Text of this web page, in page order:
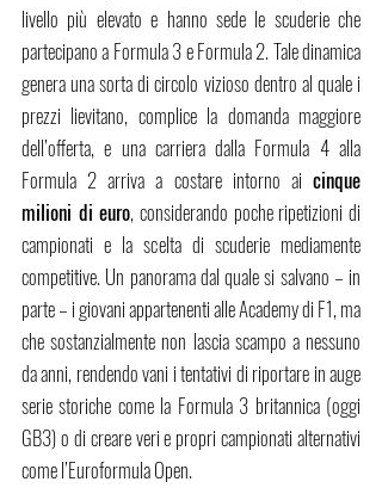
livello più elevato e hanno sede le scuderie che
partecipano a Formula 3 e Formula 2. Tale dinamica
genera una sorta di circolo vizioso dentro al quale i
prezzi lievitano, complice la domanda maggiore
dell’offerta, e una carriera dalla Formula 4 alla
Formula 2 arriva a costare intorno ai cinque
milioni di euro, considerando poche ripetizioni di
campionati e la scelta di scuderie mediamente
competitive. Un panorama dal quale si salvano – in
parte – i giovani appartenenti alle Academy di F1, ma
che sostanzialmente non lascia scampo a nessuno
da anni, rendendo vani i tentativi di riportare in auge
serie storiche come la Formula 3 britannica (oggi
GB3) o di creare veri e propri campionati alternativi
come l’Euroformula Open.